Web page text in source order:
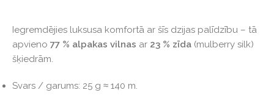
Iegremdējies luksusa komfortā ar šīs dzijas palīdzību – tā
apvieno 77 % alpakas vilnas ar 23 % zīda (mulberry silk)
šķiedrām.
Svars / garums: 25 g ≈ 140 m.